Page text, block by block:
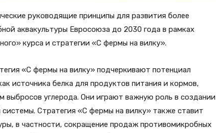
руководящие принципы для развития более
аквакультуры Евросоюза до 2030 года в рамках
курса и стратегии «С фермы на вилку».
«C фермы на вилку» подчеркивают потенциал
источника белка для продуктов питания и кормов,
выбросов углерода. Они играют важную роль в создании
Стратегия «С фермы на вилку» также ставит
в частности, сокращение продаж противомикробных